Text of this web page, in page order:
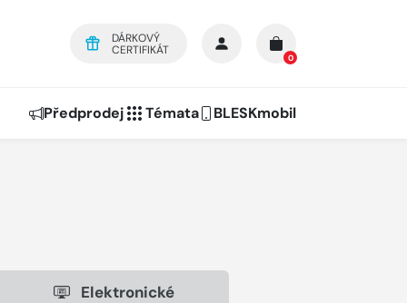
DÁRKOVÝ
CERTIFIKÁT
0
Předprodej Témata BLESKmobil
Elektronické